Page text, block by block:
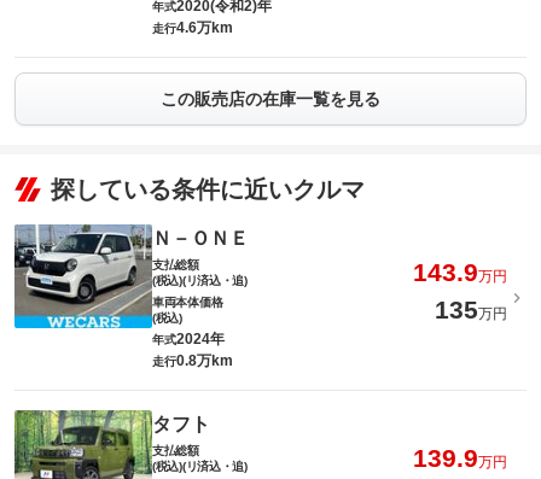
年式2020(令和2)年
走行4.6万km
この販売店の在庫一覧を見る
探している条件に近いクルマ
Ｎ－ＯＮＥ
支払総額
(税込)(リ済込・追)
143.9万円
車両本体価格
(税込)
135万円
年式2024年
走行0.8万km
タフト
支払総額
(税込)(リ済込・追)
139.9万円